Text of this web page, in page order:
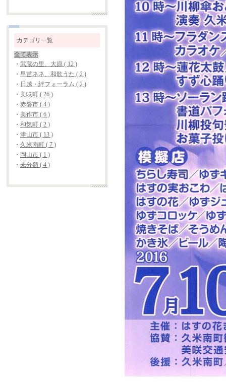
カテゴリ一覧
全て表示
・ 武蔵の里、大原 ( 12 )
・ 早苗ネネ、和歌うた ( 2 )
・ 日越・絆フォーラム ( 2 )
・ 美咲町 ( 26 )
・ 赤磐市 ( 4 )
・ 美作市 ( 6 )
・ 和気町 ( 2 )
・ 津山市 ( 13 )
・ 久米南町 ( 7 )
・ 岡山市 ( 1 )
・ 未分類 ( 4 )